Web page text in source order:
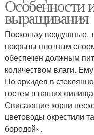
Особенности
выращивания
Поскольку воздушные,
покрыты плотным
обеспечен должным
количеством влаги.
Но орхидея в
гостем в наших
Свисающие корни
цветоводы окрестили
бородой».